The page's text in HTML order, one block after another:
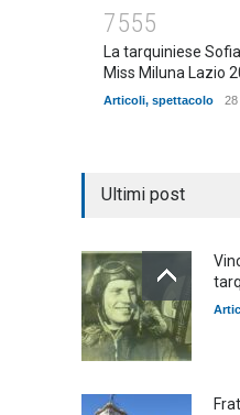
7555
La tarquiniese
Miss Miluna Lazio
Articoli, spettacolo 28
Ultimi post